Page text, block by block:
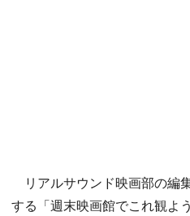
リアルサウンド映画部の編
する「週末映画館でこれ観よ